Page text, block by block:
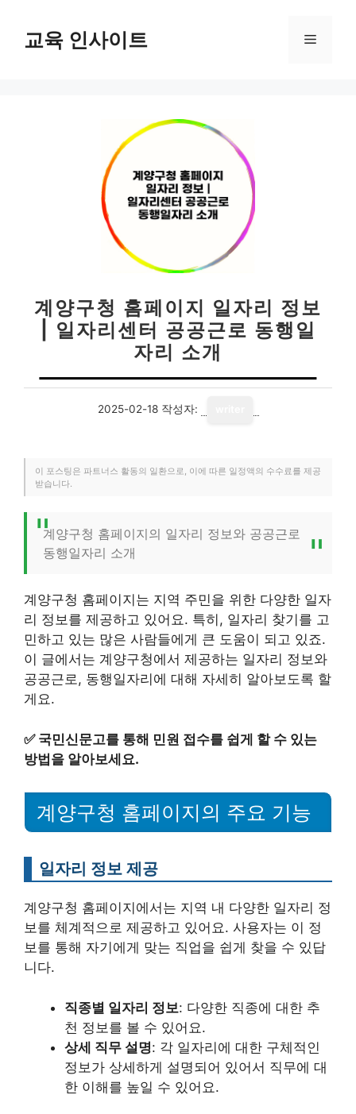
교육 인사이트 메
계양구청 홈페이지 일자리 정보
| 일자리센터 공공근로 동행일
자리 소개
2025-02-18 작성자:
이 포스팅은 파트너스 활동의 일환으로, 이에 따른 일정액의 수수료를 제공
받습니다.
계양구청 홈페이지의 일자리 정보와 공공근로
동행일자리 소개
계양구청 홈페이지는 지역 주민을 위한 다양한 일자
리 정보를 제공하고 있어요. 특히, 일자리 찾기를 고
민하고 있는 많은 사람들에게 큰 도움이 되고 있죠.
이 글에서는 계양구청에서 제공하는 일자리 정보와
공공근로, 동행일자리에 대해 자세히 알아보도록 할
게요.
✅ 국민신문고를 통해 민원 접수를 쉽게 할 수 있는
방법을 알아보세요.
계양구청 홈페이지의 주요 기능
일자리 정보 제공
계양구청 홈페이지에서는 지역 내 다양한 일자리 정
보를 체계적으로 제공하고 있어요. 사용자는 이 정
보를 통해 자기에게 맞는 직업을 쉽게 찾을 수 있답
니다.
직종별 일자리 정보: 다양한 직종에 대한 추
천 정보를 볼 수 있어요.
상세 직무 설명: 각 일자리에 대한 구체적인
정보가 상세하게 설명되어 있어서 직무에 대
한 이해를 높일 수 있어요.